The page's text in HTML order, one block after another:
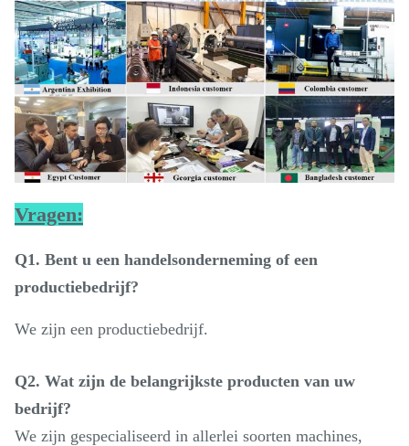
Vragen:
Q1. Bent u een handelsonderneming of een
productiebedrijf?
We zijn een productiebedrijf.
Q2. Wat zijn de belangrijkste producten van uw
bedrijf?
We zijn gespecialiseerd in allerlei soorten machines,